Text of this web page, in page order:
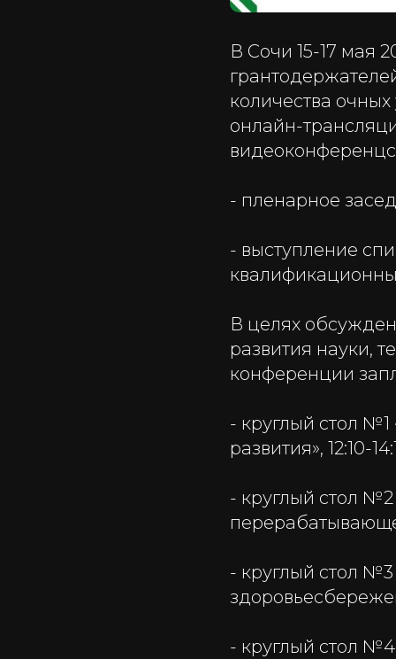
В Сочи 15-17 мая
количества
онлайн-
- пленарное
- выступление
В целях
развития науки,
конференции
- круглый стол №1
развития», 12:10-
- круглый стол
- круглый стол
- круглый стол